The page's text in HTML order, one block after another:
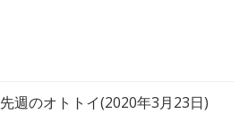
先週のオトトイ(2020年3月23日)